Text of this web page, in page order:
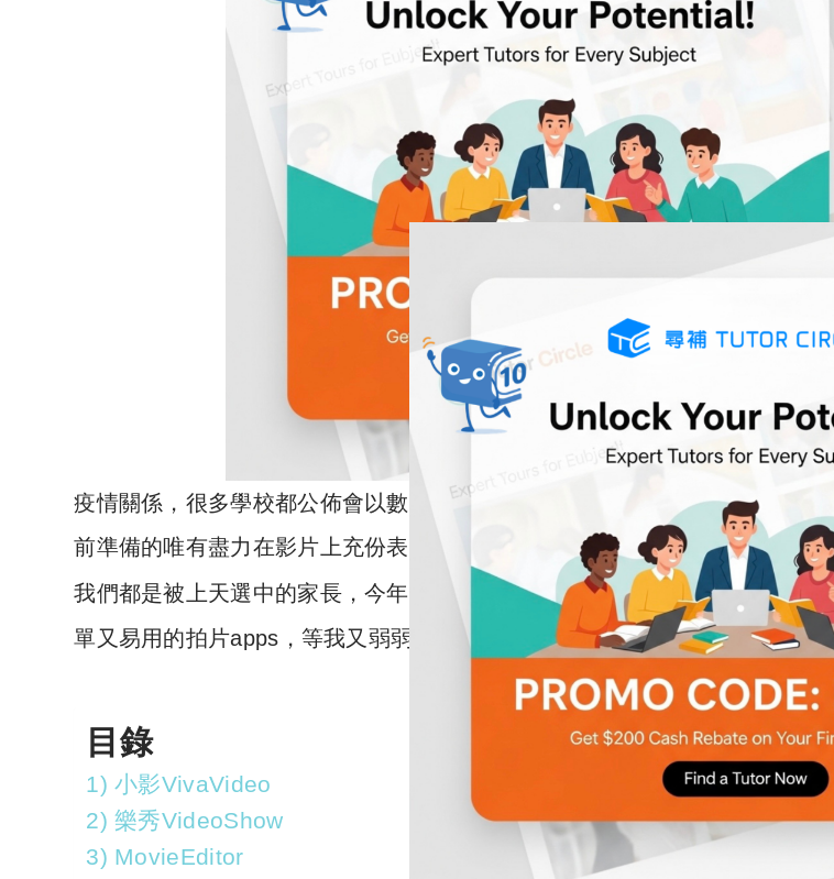
疫情關係，很多學校都公佈會以數分鐘的影片形式取代傳統叩門面見。悠的心
前準備的唯有盡力在影片上充份表達吧!
我們都是被上天選中的家長，今年真係十八般武藝都出齊，今次玩到拍片
單又易用的拍片apps，等我又弱弱地分享一下以下幾款都足夠應付叩門面試
目錄
1) 小影VivaVideo
2) 樂秀VideoShow
3) MovieEditor